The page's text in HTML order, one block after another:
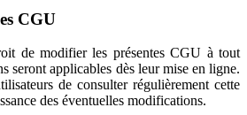
CGU
de modifier les présentes CGU à tout
seront applicables dès leur mise en ligne.
de consulter régulièrement cette
des éventuelles modifications.